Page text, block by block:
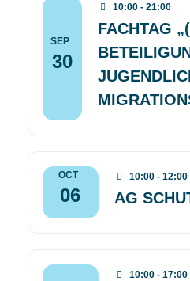
SEP
30
10:00 - 21:00
FACHTAG
OCT
06
10:00 - 12:00
AG
10:00 - 17:00